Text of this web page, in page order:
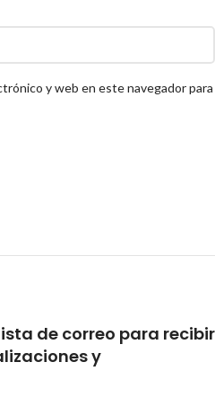
y web en este navegador para
de correo para recibir
y